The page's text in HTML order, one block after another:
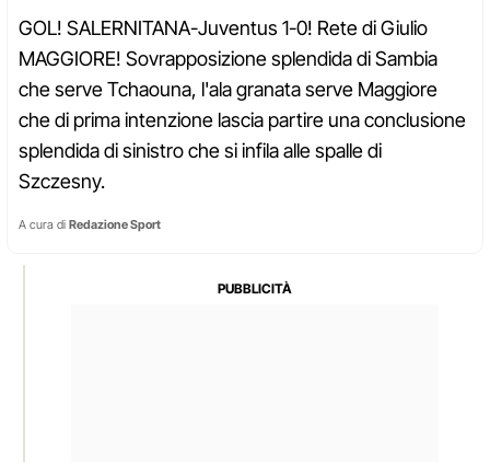
GOL! SALERNITANA-Juventus 1-0! Rete di Giulio
MAGGIORE! Sovrapposizione splendida di Sambia
che serve Tchaouna, l'ala granata serve Maggiore
che di prima intenzione lascia partire una conclusione
splendida di sinistro che si infila alle spalle di
Szczesny.
A cura di Redazione Sport